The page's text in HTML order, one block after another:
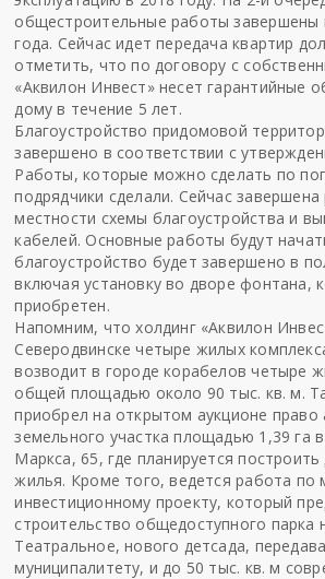
общестроительные работы завершены
года. Сейчас идет передача квартир
отметить, что по договору с
«Аквилон Инвест» несет гарантийные
дому в течение 5 лет.
Благоустройство придомовой
завершено в соответствии с
Работы, которые можно сделать по
подрядчики сделали. Сейчас завершена
местности схемы благоустройства и
кабелей. Основные работы будут
благоустройство будет завершено в
включая установку во дворе фонтана,
приобретен.
Напомним, что холдинг «Аквилон
Северодвинске четыре жилых
возводит в городе корабелов четыре
общей площадью около 90 тыс. кв. м.
приобрел на открытом аукционе право
земельного участка площадью 1,39 га
Маркса, 65, где планируется
жилья. Кроме того, ведется работа по
инвестиционному проекту, который
строительство общедоступного парка
Театральное, нового детсада,
муниципалитету, и до 50 тыс. кв. м